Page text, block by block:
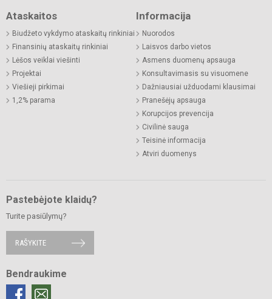
Ataskaitos
Biudžeto vykdymo ataskaitų rinkiniai
Finansinių ataskaitų rinkiniai
Lėšos veiklai viešinti
Projektai
Viešieji pirkimai
1,2% parama
Informacija
Nuorodos
Laisvos darbo vietos
Asmens duomenų apsauga
Konsultavimasis su visuomene
Dažniausiai užduodami klausimai
Pranešėjų apsauga
Korupcijos prevencija
Civilinė sauga
Teisinė informacija
Atviri duomenys
Pastebėjote klaidų?
Turite pasiūlymų?
RAŠYKITE
Bendraukime